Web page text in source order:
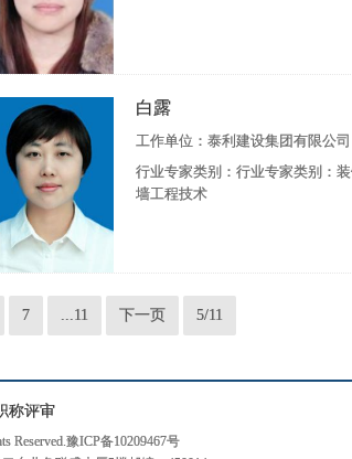
白露
工作单位：泰利建设集团有限公司
行业专家类别：行业专家类别：
墙工程技术
7 ...11 下一页 5/11
称评审
Reserved.豫ICP备10209467号